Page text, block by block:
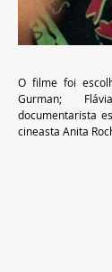
O filme foi
Gurman;
documentarista
cineasta Anita